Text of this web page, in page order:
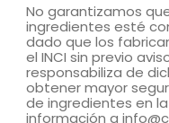
No garantizamos
ingredientes esté
dado que los
el INCI sin previo
responsabiliza de
obtener mayor
de ingredientes en
información a